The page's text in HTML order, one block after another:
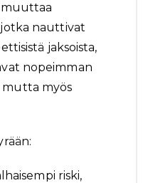
nauttivat
jaksoista,
nopeimman
myös
riski,